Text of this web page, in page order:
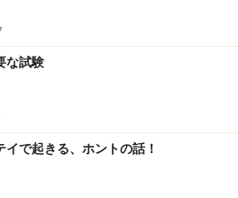
な試験
イで起きる、ホントの話！